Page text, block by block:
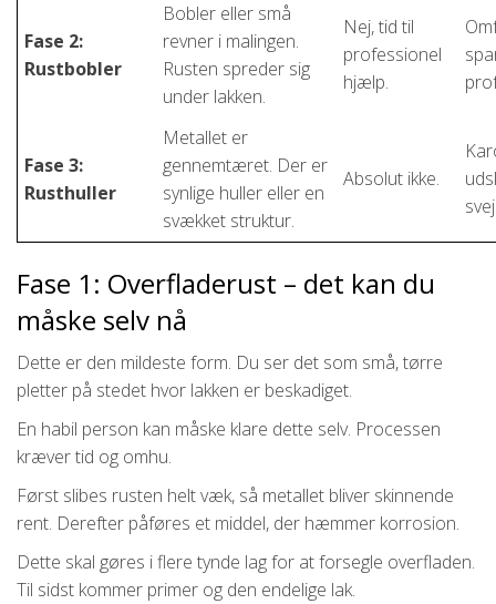
Fase 2:
Rustbobler
Bobler eller små
revner i malingen.
Rusten spreder sig
under lakken.
Nej, tid til
professionel
hjælp.
Fase 3:
Rusthuller
Metallet er
gennemtæret. Der er
synlige huller eller en
svækket struktur.
Absolut ikke.
Fase 1: Overfladerust – det kan du
måske selv nå
Dette er den mildeste form. Du ser det som små, tørre
pletter på stedet hvor lakken er beskadiget.
En habil person kan måske klare dette selv. Processen
kræver tid og omhu.
Først slibes rusten helt væk, så metallet bliver skinnende
rent. Derefter påføres et middel, der hæmmer korrosion.
Dette skal gøres i flere tynde lag for at forsegle overfladen.
Til sidst kommer primer og den endelige lak.